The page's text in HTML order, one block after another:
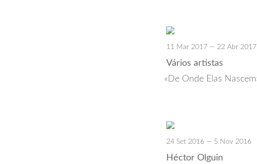
11 Mar 2017 — 22 Abr 2017
Vários artistas
De Onde Elas Nascem
24 Set 2016 — 5 Nov 2016
Héctor Olguin